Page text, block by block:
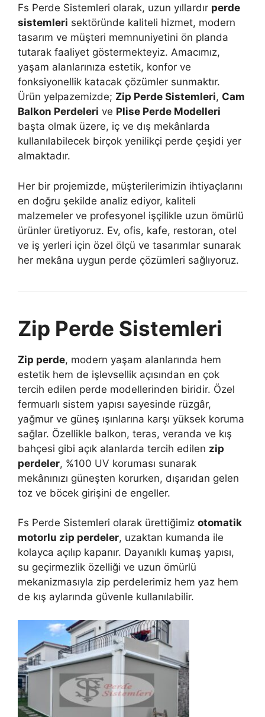
Fs Perde Sistemleri olarak, uzun yıllardır perde
sistemleri sektöründe kaliteli hizmet, modern
tasarım ve müşteri memnuniyetini ön planda
tutarak faaliyet göstermekteyiz. Amacımız,
yaşam alanlarınıza estetik, konfor ve
fonksiyonellik katacak çözümler sunmaktır.
Ürün yelpazemizde; Zip Perde Sistemleri, Cam
Balkon Perdeleri ve Plise Perde Modelleri
başta olmak üzere, iç ve dış mekânlarda
kullanılabilecek birçok yenilikçi perde çeşidi yer
almaktadır.
Her bir projemizde, müşterilerimizin ihtiyaçlarını
en doğru şekilde analiz ediyor, kaliteli
malzemeler ve profesyonel işçilikle uzun ömürlü
ürünler üretiyoruz. Ev, ofis, kafe, restoran, otel
ve iş yerleri için özel ölçü ve tasarımlar sunarak
her mekâna uygun perde çözümleri sağlıyoruz.
Zip Perde Sistemleri
Zip perde, modern yaşam alanlarında hem
estetik hem de işlevsellik açısından en çok
tercih edilen perde modellerinden biridir. Özel
fermuarlı sistem yapısı sayesinde rüzgâr,
yağmur ve güneş ışınlarına karşı yüksek koruma
sağlar. Özellikle balkon, teras, veranda ve kış
bahçesi gibi açık alanlarda tercih edilen zip
perdeler, %100 UV koruması sunarak
mekânınızı güneşten korurken, dışarıdan gelen
toz ve böcek girişini de engeller.
Fs Perde Sistemleri olarak ürettiğimiz otomatik
motorlu zip perdeler, uzaktan kumanda ile
kolayca açılıp kapanır. Dayanıklı kumaş yapısı,
su geçirmezlik özelliği ve uzun ömürlü
mekanizmasıyla zip perdelerimiz hem yaz hem
de kış aylarında güvenle kullanılabilir.